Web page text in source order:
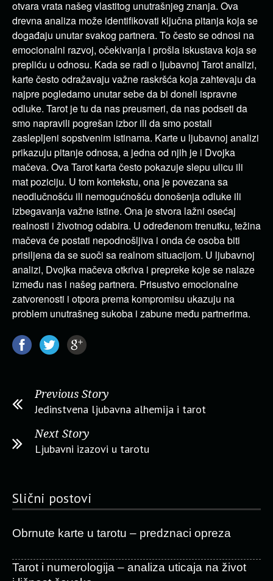
otvara vrata našeg vlastitog unutrašnjeg znanja. Ova
drevna analiza može identifikovati ključna pitanja koja se
događaju unutar svakog partnera. To često se odnosi na
emocionalni razvoj, očekivanja i prošla iskustava koja se
prepliću u odnosu. Kada se radi o ljubavnoj Tarot analizi,
karte često odražavaju važne raskršća koja zahtevaju da
najpre pogledamo unutar sebe da bi doneli ispravne
odluke. Tarot je tu da nas preusmeri, da nas podseti da
smo napravili pogrešan izbor ili da smo postali
zaslepljeni sopstvenim istinama. Karte u ljubavnoj analizi
prikazuju pitanje odnosa, a jedna od njih je i Dvojka
mačeva. Ova Tarot karta često pokazuje slepu ulicu ili
mat poziciju. U tom kontekstu, ona je povezana sa
neodlučnošću ili nemogućnošću donošenja odluke ili
izbegavanja važne istine. Ona je stvora lažni osećaj
realnosti i životnog odabira. U određenom trenutku, težina
mačeva će postati nepodnošljiva i onda će osoba biti
prisiljena da se suoči sa realnom situacijom. U ljubavnoj
analizi, Dvojka mačeva otkriva i prepreke koje se nalaze
između nas i našeg partnera. Prisustvo emocionalne
zatvorenosti i otpora prema kompromisu ukazuju na
problem unutrašneg sukoba i zabune među partnerima.
Previous Story
Jedinstvena ljubavna alhemija i tarot
Next Story
Ljubavni izazovi u tarotu
Slični postovi
Obrnute karte u tarotu – predznaci opreza
Tarot i numerologija – analiza uticaja na život